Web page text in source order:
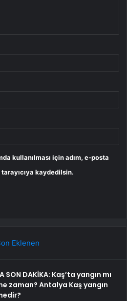
kullanılması için adım, e-posta
kaydedilsin.
Eklenen
SON DAKİKA: Kaş’ta yangın mı
zaman? Antalya Kaş yangın